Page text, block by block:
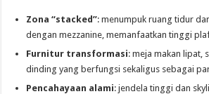
Zona “stacked”: menumpuk ruang tidur
dengan mezzanine, memanfaatkan tinggi
Furnitur transformasi: meja makan lipat,
dinding yang berfungsi sekaligus sebagai
Pencahayaan alami: jendela tinggi dan